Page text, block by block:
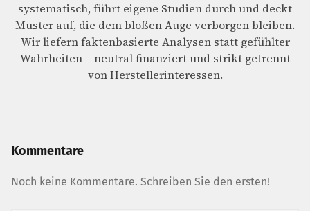
systematisch, führt eigene Studien durch und deckt
Muster auf, die dem bloßen Auge verborgen bleiben.
Wir liefern faktenbasierte Analysen statt gefühlter
Wahrheiten – neutral finanziert und strikt getrennt
von Herstellerinteressen.
Kommentare
Noch keine Kommentare. Schreiben Sie den ersten!